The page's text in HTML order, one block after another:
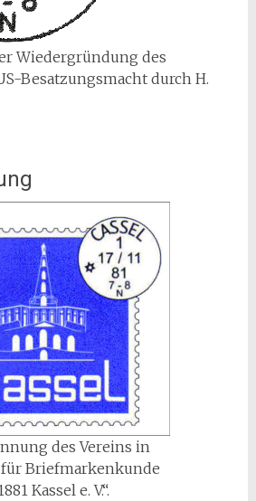
Wiedergründung des
Besatzungsmacht durch H.
des Vereins in
für Briefmarkenkunde
Kassel e. V.“.